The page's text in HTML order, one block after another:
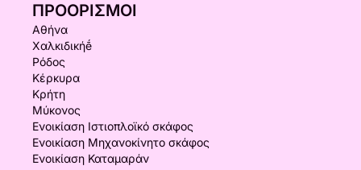
ΠΡΟΟΡΙΣΜΟΊ
Αθήνα
Χαλκιδικήḗ
Ρόδος
Κέρκυρα
Κρήτη
Μύκονος
Ενοικίαση Ιστιοπλοϊκό σκάφος
Ενοικίαση Μηχανοκίνητο σκάφος
Ενοικίαση Καταμαράν